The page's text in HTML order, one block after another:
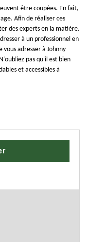
être coupées. En fait,
Afin de réaliser ces
des experts en la matière.
à un professionnel en
adresser à Johnny
pas qu'il est bien
et accessibles à